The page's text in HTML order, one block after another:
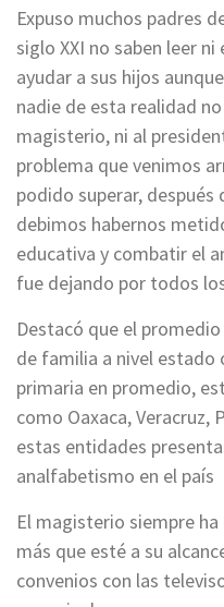
Expuso muchos padres
siglo XXI no saben leer
ayudar a sus hijos
nadie de esta realidad
magisterio, ni al
problema que venimos
podido superar, después
debimos habernos
educativa y combatir el
fue dejando por todos
Destacó que el
de familia a nivel
primaria en promedio,
como Oaxaca, Veracruz,
estas entidades
analfabetismo en el país
El magisterio siempre
más que esté a su
convenios con las